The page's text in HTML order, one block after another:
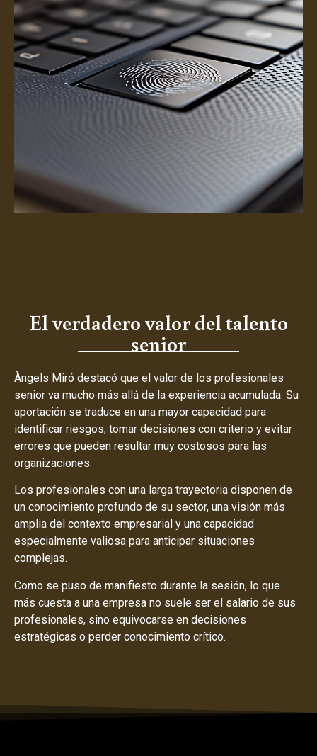
El verdadero valor del talento
senior
Àngels Miró destacó que el valor de los profesionales
senior va mucho más allá de la experiencia acumulada. Su
aportación se traduce en una mayor capacidad para
identificar riesgos, tomar decisiones con criterio y evitar
errores que pueden resultar muy costosos para las
organizaciones.
Los profesionales con una larga trayectoria disponen de
un conocimiento profundo de su sector, una visión más
amplia del contexto empresarial y una capacidad
especialmente valiosa para anticipar situaciones
complejas.
Como se puso de manifiesto durante la sesión, lo que
más cuesta a una empresa no suele ser el salario de sus
profesionales, sino equivocarse en decisiones
estratégicas o perder conocimiento crítico.